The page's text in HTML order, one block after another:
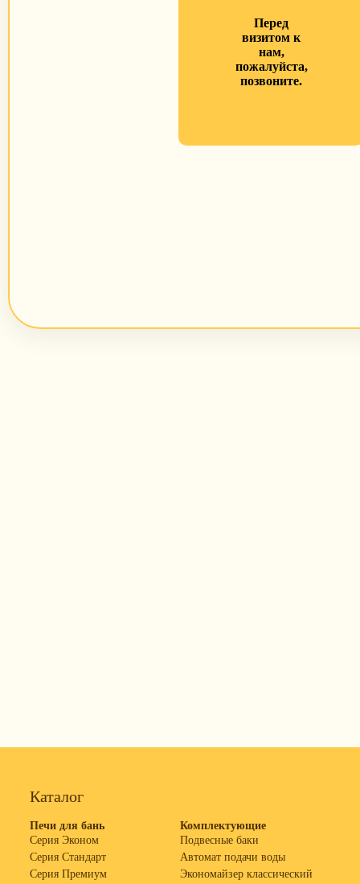
Перед
визитом к
нам,
пожалуйста,
позвоните.
Каталог
Печи для бань
Серия Эконом
Серия Стандарт
Серия Премиум
Комплектующие
Подвесные баки
Автомат подачи воды
Экономайзер классический